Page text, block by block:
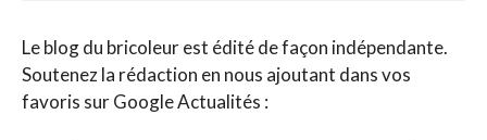
Le blog du bricoleur est édité de façon indépendante.
Soutenez la rédaction en nous ajoutant dans vos
favoris sur Google Actualités :